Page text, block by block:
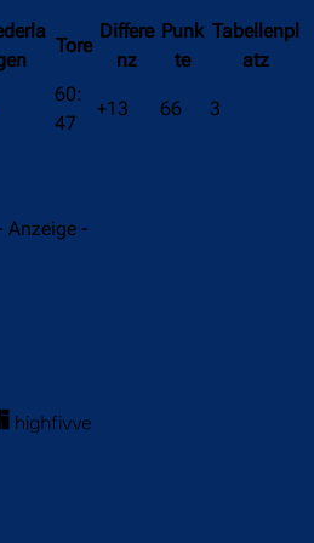
Tore
Differe
nz
Punk
te
Tabellenpl
atz
60:
47
+13 66 3
Anzeige -